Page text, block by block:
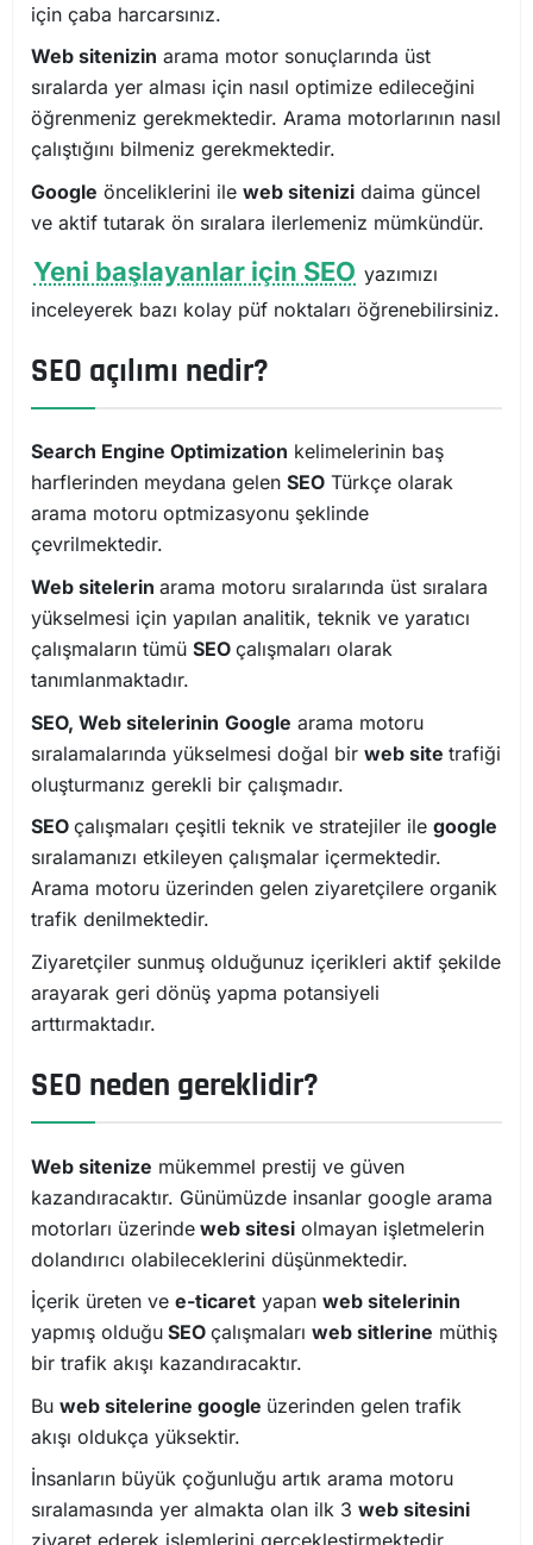
için çaba harcarsınız.
Web sitenizin arama motor sonuçlarında üst
sıralarda yer alması için nasıl optimize edileceğini
öğrenmeniz gerekmektedir. Arama motorlarının nasıl
çalıştığını bilmeniz gerekmektedir.
Google önceliklerini ile web sitenizi daima güncel
ve aktif tutarak ön sıralara ilerlemeniz mümkündür.
Yeni başlayanlar için SEO yazımızı
inceleyerek bazı kolay püf noktaları öğrenebilirsiniz.
SEO açılımı nedir?
Search Engine Optimization kelimelerinin baş
harflerinden meydana gelen SEO Türkçe olarak
arama motoru optmizasyonu şeklinde
çevrilmektedir.
Web sitelerin arama motoru sıralarında üst sıralara
yükselmesi için yapılan analitik, teknik ve yaratıcı
çalışmaların tümü SEO çalışmaları olarak
tanımlanmaktadır.
SEO, Web sitelerinin Google arama motoru
sıralamalarında yükselmesi doğal bir web site trafiği
oluşturmanız gerekli bir çalışmadır.
SEO çalışmaları çeşitli teknik ve stratejiler ile google
sıralamanızı etkileyen çalışmalar içermektedir.
Arama motoru üzerinden gelen ziyaretçilere organik
trafik denilmektedir.
Ziyaretçiler sunmuş olduğunuz içerikleri aktif şekilde
arayarak geri dönüş yapma potansiyeli
arttırmaktadır.
SEO neden gereklidir?
Web sitenize mükemmel prestij ve güven
kazandıracaktır. Günümüzde insanlar google arama
motorları üzerinde web sitesi olmayan işletmelerin
dolandırıcı olabileceklerini düşünmektedir.
İçerik üreten ve e-ticaret yapan web sitelerinin
yapmış olduğu SEO çalışmaları web sitlerine müthiş
bir trafik akışı kazandıracaktır.
Bu web sitelerine google üzerinden gelen trafik
akışı oldukça yüksektir.
İnsanların büyük çoğunluğu artık arama motoru
sıralamasında yer almakta olan ilk 3 web sitesini